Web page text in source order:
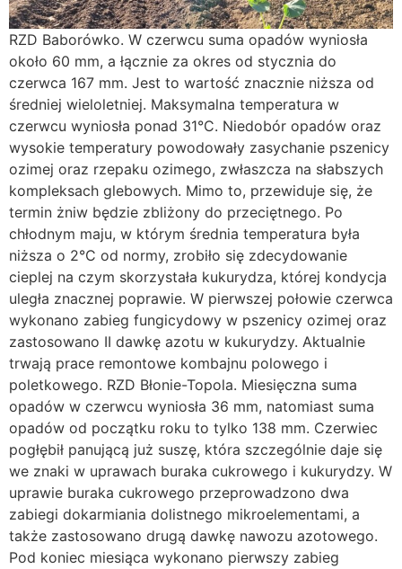
RZD Baborówko. W czerwcu suma opadów wyniosła
około 60 mm, a łącznie za okres od stycznia do
czerwca 167 mm. Jest to wartość znacznie niższa od
średniej wieloletniej. Maksymalna temperatura w
czerwcu wyniosła ponad 31°C. Niedobór opadów oraz
wysokie temperatury powodowały zasychanie pszenicy
ozimej oraz rzepaku ozimego, zwłaszcza na słabszych
kompleksach glebowych. Mimo to, przewiduje się, że
termin żniw będzie zbliżony do przeciętnego. Po
chłodnym maju, w którym średnia temperatura była
niższa o 2°C od normy, zrobiło się zdecydowanie
cieplej na czym skorzystała kukurydza, której kondycja
uległa znacznej poprawie. W pierwszej połowie czerwca
wykonano zabieg fungicydowy w pszenicy ozimej oraz
zastosowano II dawkę azotu w kukurydzy. Aktualnie
trwają prace remontowe kombajnu polowego i
poletkowego. RZD Błonie-Topola. Miesięczna suma
opadów w czerwcu wyniosła 36 mm, natomiast suma
opadów od początku roku to tylko 138 mm. Czerwiec
pogłębił panującą już suszę, która szczególnie daje się
we znaki w uprawach buraka cukrowego i kukurydzy. W
uprawie buraka cukrowego przeprowadzono dwa
zabiegi dokarmiania dolistnego mikroelementami, a
także zastosowano drugą dawkę nawozu azotowego.
Pod koniec miesiąca wykonano pierwszy zabieg